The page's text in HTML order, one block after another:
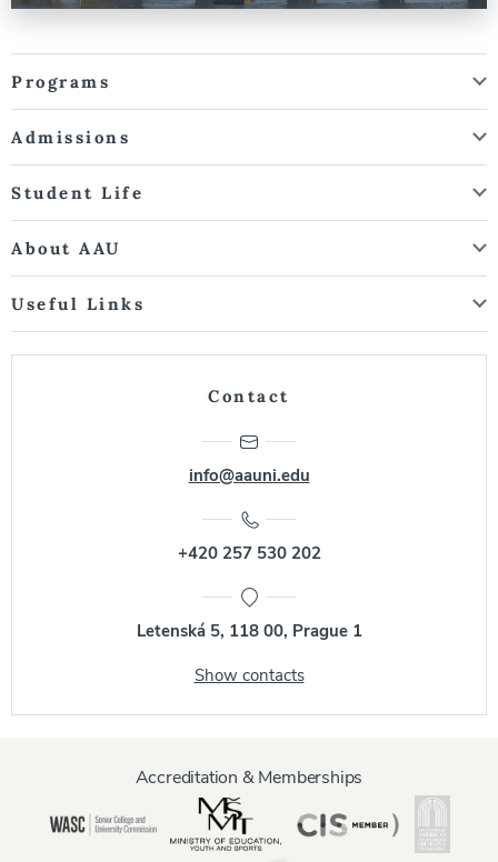
Programs
Admissions
Student Life
About AAU
Useful Links
Contact
info@aauni.edu
+420 257 530 202
Letenská 5, 118 00, Prague 1
Show contacts
Accreditation & Memberships